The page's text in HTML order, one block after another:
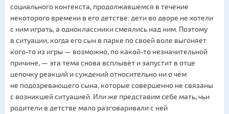
социального контекста, продолжавшемся в течение
некоторого времени в его детстве: дети во дворе не хотели
с ним играть, а одноклассники смеялись над ним. Поэтому
в ситуации, когда его сын в парке по своей воле выгоняет
кого-то из игры — возможно, по какой-то незначительной
причине, — эта тема снова всплывёт и запустит в отце
цепочку реакций и суждений относительно ни о чём
не подозревающего сына, которые совершенно не связаны
с возникшей ситуацией. Или же представим себе мать, чьи
родители в детстве мало разговаривали с ней